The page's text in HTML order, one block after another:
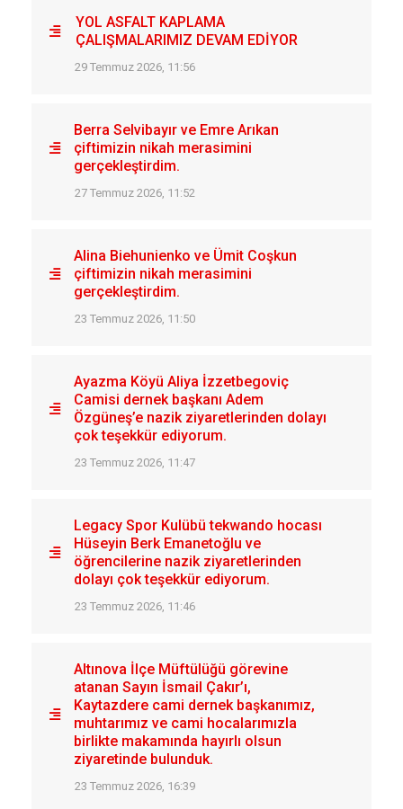
YOL ASFALT KAPLAMA
ÇALIŞMALARIMIZ DEVAM EDİYOR
29 Temmuz 2026, 11:56
Berra Selvibayır ve Emre Arıkan
çiftimizin nikah merasimini
gerçekleştirdim.
27 Temmuz 2026, 11:52
Alina Biehunienko ve Ümit Coşkun
çiftimizin nikah merasimini
gerçekleştirdim.
23 Temmuz 2026, 11:50
Ayazma Köyü Aliya İzzetbegoviç
Camisi dernek başkanı Adem
Özgüneş’e nazik ziyaretlerinden dolayı
çok teşekkür ediyorum.
23 Temmuz 2026, 11:47
Legacy Spor Kulübü tekwando hocası
Hüseyin Berk Emanetoğlu ve
öğrencilerine nazik ziyaretlerinden
dolayı çok teşekkür ediyorum.
23 Temmuz 2026, 11:46
Altınova İlçe Müftülüğü görevine
atanan Sayın İsmail Çakır’ı,
Kaytazdere cami dernek başkanımız,
muhtarımız ve cami hocalarımızla
birlikte makamında hayırlı olsun
ziyaretinde bulunduk.
23 Temmuz 2026, 16:39